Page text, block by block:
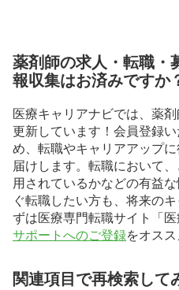
薬剤師の求人・転職・
報収集はお済みですか
医療キャリアナビでは、薬
更新しています！会員登録
め、転職やキャリアアップ
届けします。転職において
用されているかなどの有益
ぐ転職したい方も、将来の
ずは医療専門転職サイト「
サポートへのご登録をオス
関連項目で再検索して